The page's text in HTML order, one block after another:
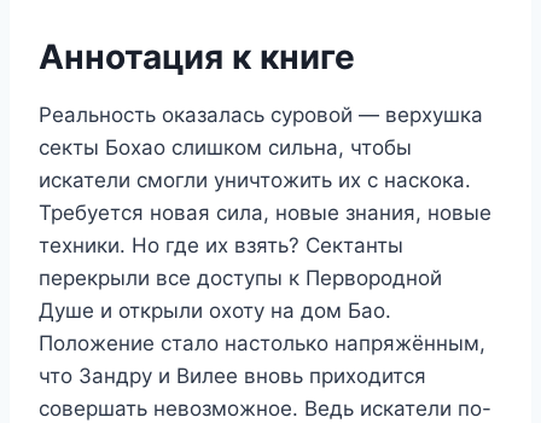
Аннотация к книге
Реальность оказалась суровой — верхушка
секты Бохао слишком сильна, чтобы
искатели смогли уничтожить их с наскока.
Требуется новая сила, новые знания, новые
техники. Но где их взять? Сектанты
перекрыли все доступы к Первородной
Душе и открыли охоту на дом Бао.
Положение стало настолько напряжённым,
что Зандру и Вилее вновь приходится
совершать невозможное. Ведь искатели по-